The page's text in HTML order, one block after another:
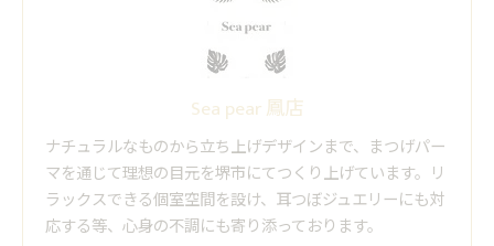
Sea pear 鳳店
ナチュラルなものから立ち上げデザインまで、まつげパー
マを通じて理想の目元を堺市にてつくり上げています。リ
ラックスできる個室空間を設け、耳つぼジュエリーにも対
応する等、心身の不調にも寄り添っております。